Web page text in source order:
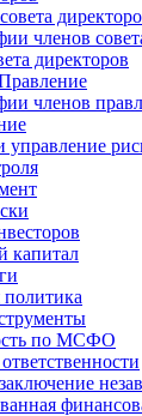
членов
директоров
членов
управление
капитал
по МСФО